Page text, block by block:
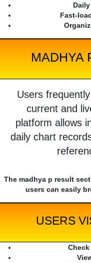
Fast-
MADHYA
Users
current and
platform allows
daily chart
The madhya p result
users can easily
USERS